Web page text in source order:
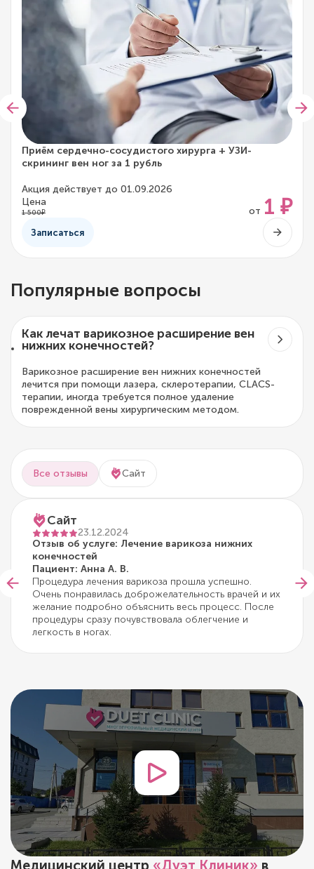
Приём сердечно-сосудистого хирурга + УЗИ-
скрининг вен ног за 1 рубль
Акция действует до 01.09.2026
Цена
1 500₽ от 1 ₽
Записаться
Популярные вопросы
Как лечат варикозное расширение вен
нижних конечностей?
Варикозное расширение вен нижних конечностей
лечится при помощи лазера, склеротерапии, CLACS-
терапии, иногда требуется полное удаление
поврежденной вены хирургическим методом.
Все отзывы Сайт
Сайт
23.12.2024
Отзыв об услуге: Лечение варикоза нижних
конечностей
Пациент: Анна А. В.
Процедура лечения варикоза прошла успешно.
Очень понравилась доброжелательность врачей и их
желание подробно объяснить весь процесс. После
процедуры сразу почувствовала облегчение и
легкость в ногах.
Медицинский центр «Дуэт Клиник» в